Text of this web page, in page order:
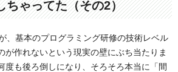
ちゃってた（その2）
、基本のプログラミング研修の技術レベル
が作れないという現実の壁にぶち当たりま
度も後ろ倒しになり、そろそろ本当に「間